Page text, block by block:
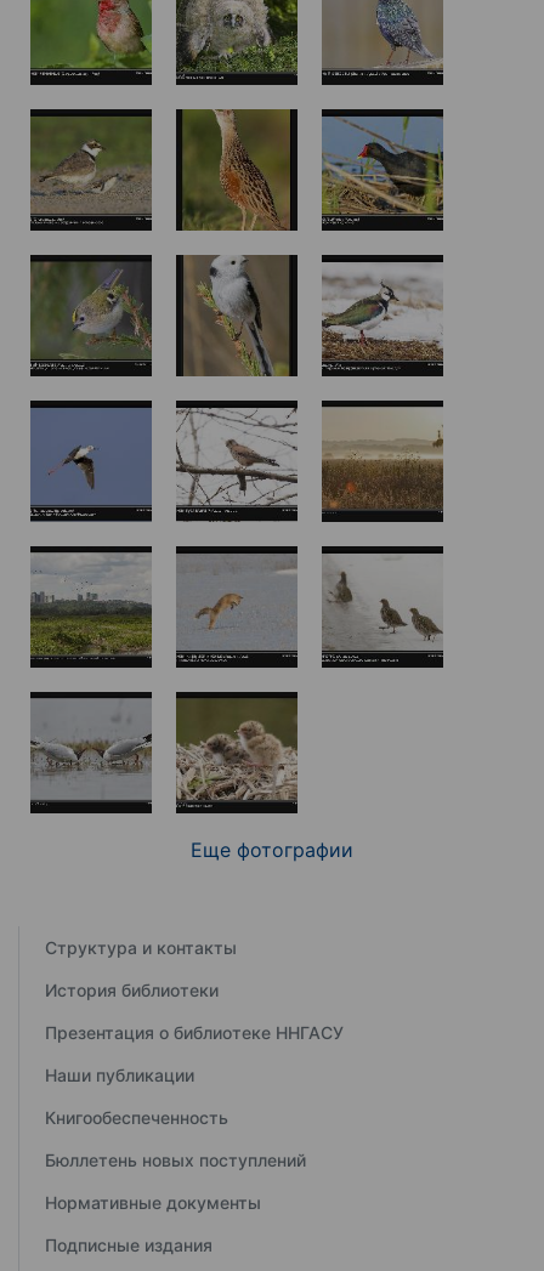
Еще фотографии
Структура и контакты
История библиотеки
Презентация о библиотеке ННГАСУ
Наши публикации
Книгообеспеченность
Бюллетень новых поступлений
Нормативные документы
Подписные издания